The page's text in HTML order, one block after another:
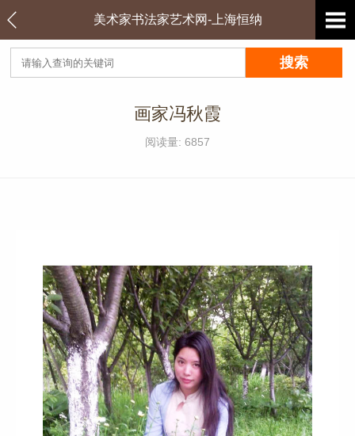
美术家书法家艺术网-上海恒纳
画家冯秋霞
阅读量: 6857